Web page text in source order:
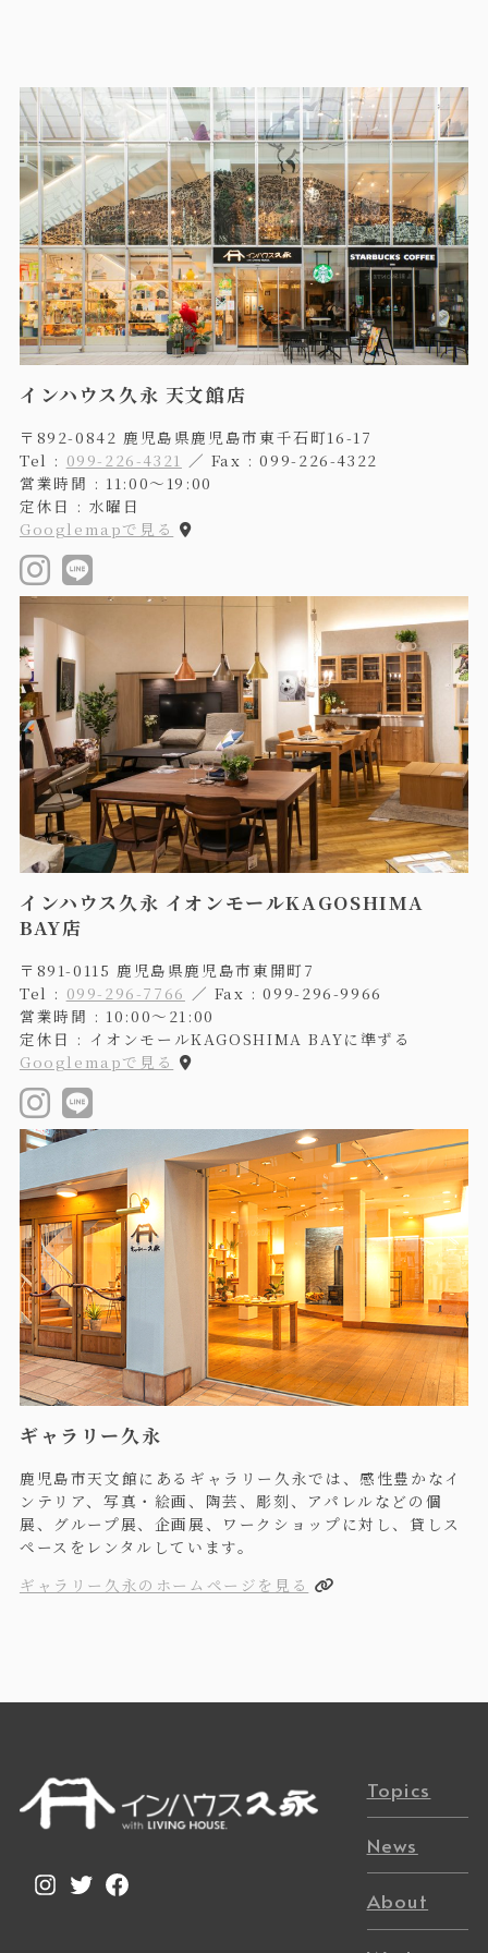
インハウス久永 天文館店
〒892-0842 鹿児島県鹿児島市東千石町16-17
Tel : 099-226-4321 ／ Fax : 099-226-4322
営業時間 : 11:00〜19:00
定休日 : 水曜日
Googlemapで見る
インハウス久永 イオンモールKAGOSHIMA
BAY店
〒891-0115 鹿児島県鹿児島市東開町7
Tel : 099-296-7766 ／ Fax : 099-296-9966
営業時間 : 10:00〜21:00
定休日 : イオンモールKAGOSHIMA BAYに準ずる
Googlemapで見る
ギャラリー久永
鹿児島市天文館にあるギャラリー久永では、感性豊かなイ
ンテリア、写真・絵画、陶芸、彫刻、アパレルなどの個
展、グループ展、企画展、ワークショップに対し、貸しス
ペースをレンタルしています。
ギャラリー久永のホームページを見る
Instagram
TwitterFacebook
Topics
News
About